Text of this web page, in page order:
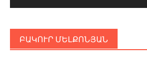
ԲԱԿՈՒՐ ՄԵԼՔՈՆՅԱՆ